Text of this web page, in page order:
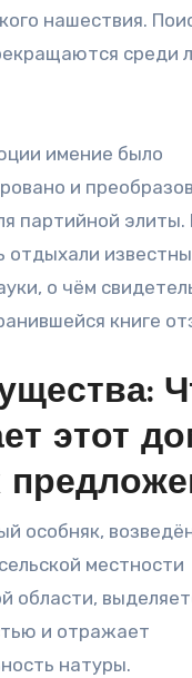
нашествия.
среди
имение было
и
партийной элиты.
отдыхали
о чём
книге
этот
особняк,
местности
области,
и отражает
натуры.